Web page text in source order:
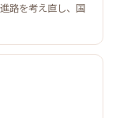
路を考え直し、国